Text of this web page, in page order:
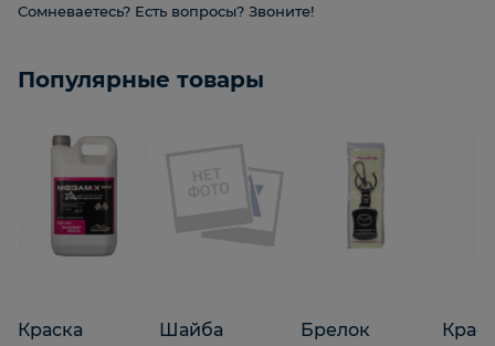
Сомневаетесь? Есть вопросы? Звоните!
Популярные товары
Краска Шайба Брелок